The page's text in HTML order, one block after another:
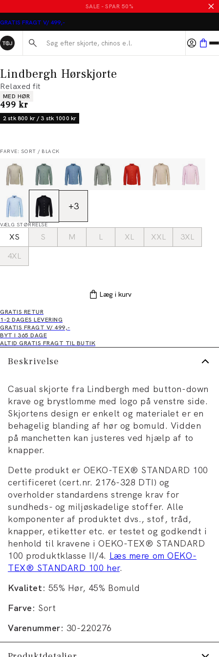
SALE - SPAR 50%
GRATIS FRAGT V/ 499,-
Søg her...
Lindbergh Hørskjorte
Relaxed fit
Produkt egenskaber
MED HØR
I alt (inkl. rabat)
499 kr
2 stk 800 kr / 3 stk 1000 kr
FARVE: SORT / BLACK
+3
VÆLG STØRRELSE
XS S M L XL XXL
3XL
4XL
Læg i kurv
GRATIS RETUR
1-2 DAGES LEVERING
GRATIS FRAGT V/ 499,-
BYT I 365 DAGE
ALTID GRATIS FRAGT TIL BUTIK
Beskrivelse
Casual skjorte fra Lindbergh med button-down
krave og brystlomme med logo på venstre side.
Skjortens design er enkelt og materialet er en
behagelig blanding af hør og bomuld. Vidden
på manchetten kan justeres ved hjælp af to
knapper.
Dette produkt er OEKO-TEX® STANDARD 100
certificeret (cert.nr. 2176-328 DTI) og
overholder standardens strenge krav for
sundheds- og miljøskadelige stoffer. Alle
komponenter af produktet dvs., stof, tråd,
knapper, etiketter etc. er testet og godkendt i
henhold til kravene i OEKO-TEX® STANDARD
100 produktklasse II/4. Læs mere om OEKO-
TEX® STANDARD 100 her.
Kvalitet: 55% Hør, 45% Bomuld
Farve: Sort
Varenummer: 30-220276